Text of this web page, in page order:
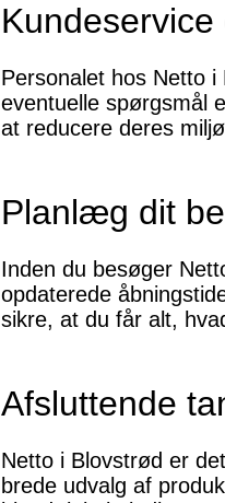
Personalet hos Netto
eventuelle spørgsmål
at reducere deres
Planlæg dit
Inden du besøger
opdaterede
sikre, at du får alt,
Afsluttende
Netto i Blovstrød er
brede udvalg af